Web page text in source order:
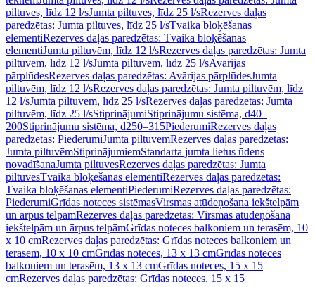
piltuves, līdz 12 l/sJumta piltuves, līdz 25 l/sRezerves daļas
paredzētas: Jumta piltuves, līdz 25 l/sTvaika bloķēšanas
elementiRezerves daļas paredzētas: Tvaika bloķēšanas
elementiJumta piltuvēm, līdz 12 l/sRezerves daļas paredzētas: Jumta
piltuvēm, līdz 12 l/sJumta piltuvēm, līdz 25 l/sAvārijas
pārplūdesRezerves daļas paredzētas: Avārijas pārplūdesJumta
piltuvēm, līdz 12 l/sRezerves daļas paredzētas: Jumta piltuvēm, līdz
12 l/sJumta piltuvēm, līdz 25 l/sRezerves daļas paredzētas: Jumta
piltuvēm, līdz 25 l/sStiprinājumiStiprinājumu sistēma, d40–
200Stiprinājumu sistēma, d250–315PiederumiRezerves daļas
paredzētas: PiederumiJumta piltuvēmRezerves daļas paredzētas:
Jumta piltuvēmStiprinājumiemStandarta jumta lietus ūdens
novadīšanaJumta piltuvesRezerves daļas paredzētas: Jumta
piltuvesTvaika bloķēšanas elementiRezerves daļas paredzētas:
Tvaika bloķēšanas elementiPiederumiRezerves daļas paredzētas:
PiederumiGrīdas noteces sistēmasVirsmas atūdeņošana iekštelpām
un ārpus telpāmRezerves daļas paredzētas: Virsmas atūdeņošana
iekštelpām un ārpus telpāmGrīdas noteces balkoniem un terasēm, 10
x 10 cmRezerves daļas paredzētas: Grīdas noteces balkoniem un
terasēm, 10 x 10 cmGrīdas noteces, 13 x 13 cmGrīdas noteces
balkoniem un terasēm, 13 x 13 cmGrīdas noteces, 15 x 15
cmRezerves daļas paredzētas: Grīdas noteces, 15 x 15